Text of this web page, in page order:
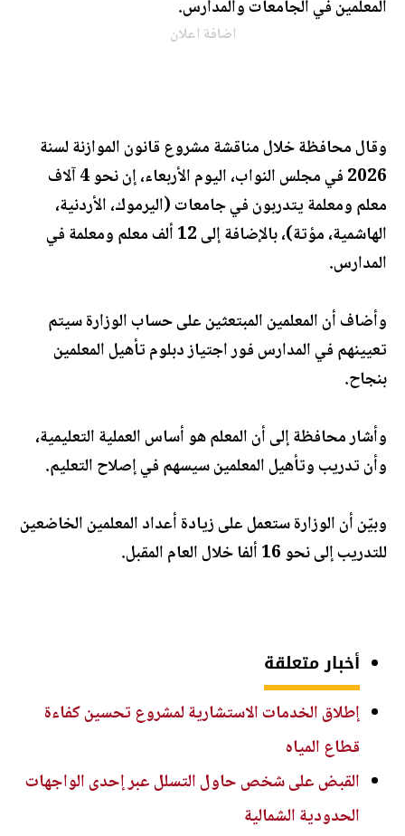
المعلمين في الجامعات والمدارس.
اضافة اعلان
وقال محافظة خلال مناقشة مشروع قانون الموازنة لسنة
2026 في مجلس النواب، اليوم الأربعاء، إن نحو 4 آلاف
معلم ومعلمة يتدربون في جامعات (اليرموك، الأردنية،
الهاشمية، مؤتة)، بالإضافة إلى 12 ألف معلم ومعلمة في
المدارس.
وأضاف أن المعلمين المبتعثين على حساب الوزارة سيتم
تعيينهم في المدارس فور اجتياز دبلوم تأهيل المعلمين
بنجاح.
وأشار محافظة إلى أن المعلم هو أساس العملية التعليمية،
وأن تدريب وتأهيل المعلمين سيسهم في إصلاح التعليم.
وبيّن أن الوزارة ستعمل على زيادة أعداد المعلمين الخاضعين
للتدريب إلى نحو 16 ألفا خلال العام المقبل.
أخبار متعلقة
إطلاق الخدمات الاستشارية لمشروع تحسين كفاءة
قطاع المياه
القبض على شخص حاول التسلل عبر إحدى الواجهات
الحدودية الشمالية